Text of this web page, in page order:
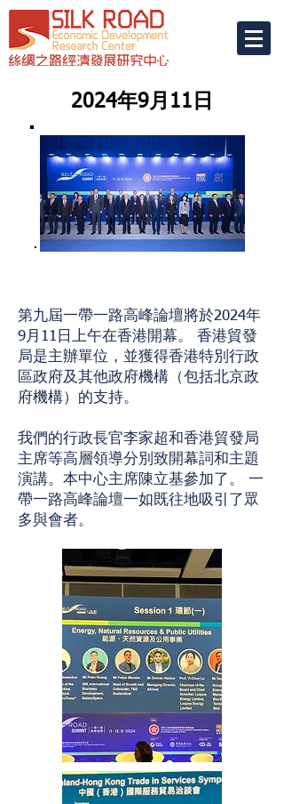
2024年9月11日
第九屆一帶一路高峰論壇將於2024年
9月11日上午在香港開幕。 香港貿發
局是主辦單位，並獲得香港特別行政
區政府及其他政府機構（包括北京政
府機構）的支持。
我們的行政長官李家超和香港貿發局
主席等高層領導分別致開幕詞和主題
演講。本中心主席陳立基參加了。 一
帶一路高峰論壇一如既往地吸引了眾
多與會者。